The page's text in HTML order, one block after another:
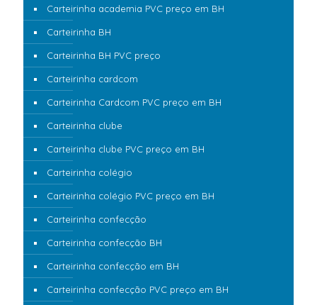
Carteirinha academia PVC preço em BH
Carteirinha BH
Carteirinha BH PVC preço
Carteirinha cardcom
Carteirinha Cardcom PVC preço em BH
Carteirinha clube
Carteirinha clube PVC preço em BH
Carteirinha colégio
Carteirinha colégio PVC preço em BH
Carteirinha confecção
Carteirinha confecção BH
Carteirinha confecção em BH
Carteirinha confecção PVC preço em BH